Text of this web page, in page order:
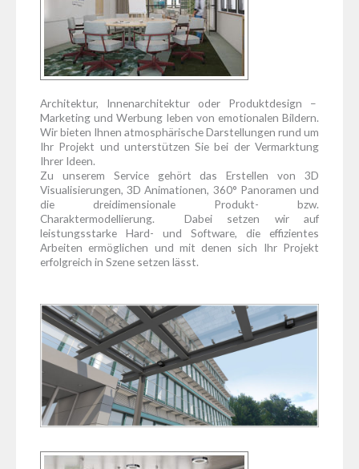
Architektur, Innenarchitektur oder Produktdesign –
Marketing und Werbung leben von emotionalen Bildern.
Wir bieten Ihnen atmosphärische Darstellungen rund um
Ihr Projekt und unterstützen Sie bei der Vermarktung
Ihrer Ideen.
Zu unserem Service gehört das Erstellen von 3D
Visualisierungen, 3D Animationen, 360° Panoramen und
die dreidimensionale Produkt- bzw.
Charaktermodellierung. Dabei setzen wir auf
leistungsstarke Hard- und Software, die effizientes
Arbeiten ermöglichen und mit denen sich Ihr Projekt
erfolgreich in Szene setzen lässt.